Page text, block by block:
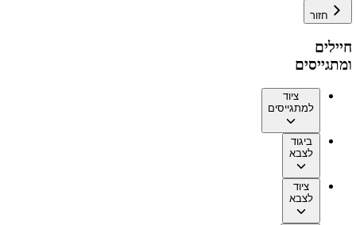
חזור
חיילים
ומתגייסים
ציוד
למתגייסים
ביגוד
לצבא
ציוד
לצבא